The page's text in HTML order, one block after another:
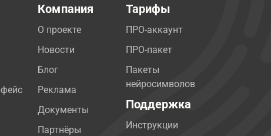
Компания
О проекте
Новости
Блог
Реклама
Документы
Партнёры
Тарифы
ПРО-аккаунт
ПРО-пакет
Пакеты
нейросимволов
Поддержка
Инструкции